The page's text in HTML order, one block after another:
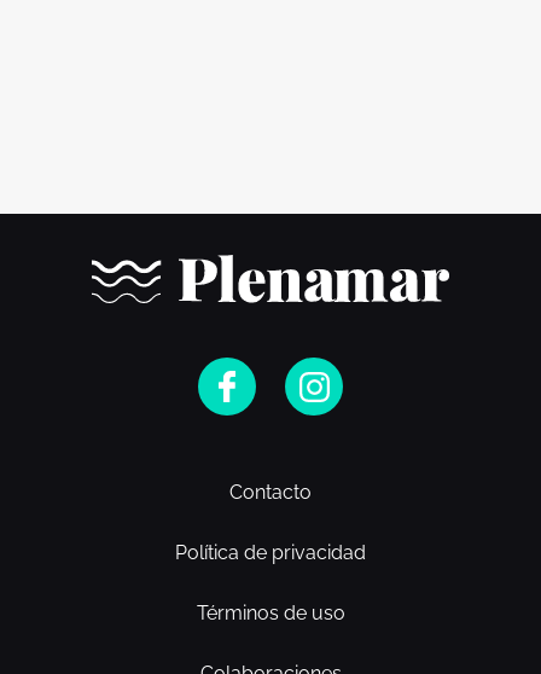
Contacto
Política de privacidad
Términos de uso